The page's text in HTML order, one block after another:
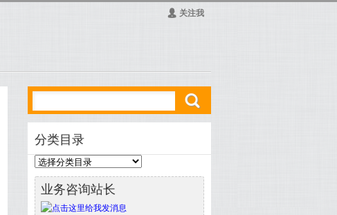
Ą 关注我
ő
分类目录
业务咨询站长